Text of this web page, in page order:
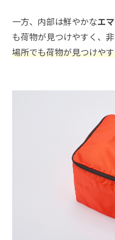
一方、内部は鮮やかなエ
も荷物が見つけやすく、
場所でも荷物が見つけや